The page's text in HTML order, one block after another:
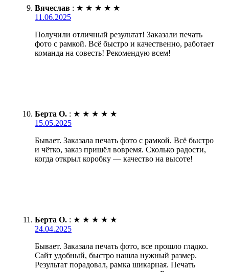
Вячеслав : ★ ★ ★ ★ ★
11.06.2025
Получили отличный результат! Заказали печать
фото с рамкой. Всё быстро и качественно, работает
команда на совесть! Рекомендую всем!
Берта О. : ★ ★ ★ ★ ★
15.05.2025
Бывает. Заказала печать фото с рамкой. Всё быстро
и чётко, заказ пришёл вовремя. Сколько радости,
когда открыл коробку — качество на высоте!
Берта О. : ★ ★ ★ ★ ★
24.04.2025
Бывает. Заказала печать фото, все прошло гладко.
Сайт удобный, быстро нашла нужный размер.
Результат порадовал, рамка шикарная. Печать